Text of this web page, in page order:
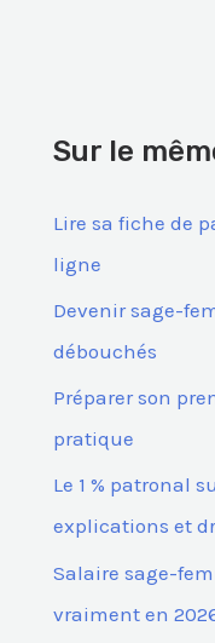
h
Sur le
Lire sa fiche de
ligne
Devenir sage-
débouchés
Préparer son
pratique
Le 1 % patronal
explications et
Salaire sage-
vraiment en